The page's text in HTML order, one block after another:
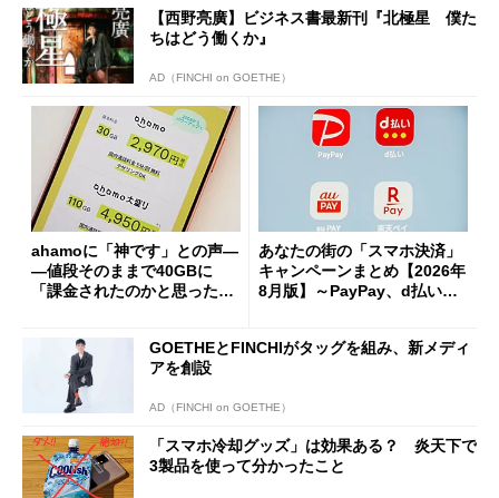
【西野亮廣】ビジネス書最新刊『北極星 僕た
ちはどう働くか』
AD（FINCHI on GOETHE）
ahamoに「神です」との声―
―値段そのままで40GBに
「課金されたのかと思った」
あなたの街の「スマホ決済」
キャンペーンまとめ【2026年
8月版】～PayPay、d払い、a
GOETHEとFINCHIがタッグを組み、新メディ
アを創設
AD（FINCHI on GOETHE）
「スマホ冷却グッズ」は効果ある？ 炎天下で
3製品を使って分かったこと